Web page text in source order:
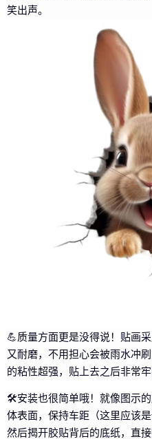
笑出声。
💪质量方面更是没得说！贴画
又耐磨，不用担心会被雨水冲
的粘性超强，贴上去之后非常
🛠️安装也很简单哦！就像图示
体表面，保持车距（这里应该
然后揭开胶贴背后的底纸，直